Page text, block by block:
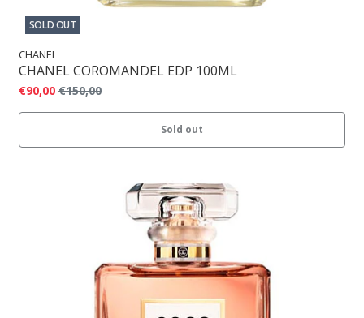
SOLD OUT
CHANEL
CHANEL COROMANDEL EDP 100ML
€90,00 €150,00
Sold out